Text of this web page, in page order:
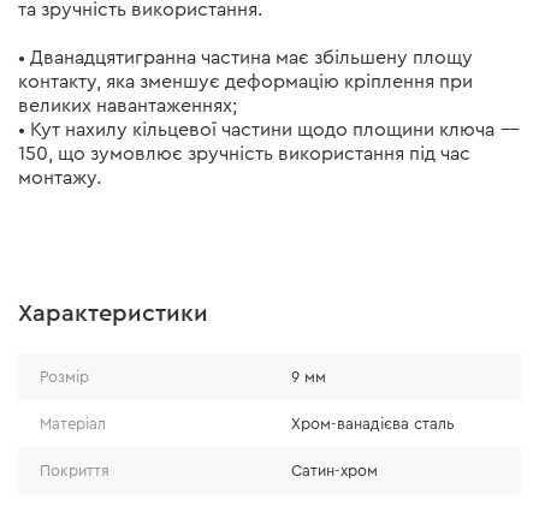
та зручність використання.
• Дванадцятигранна частина має збільшену площу
контакту, яка зменшує деформацію кріплення при
великих навантаженнях;
• Кут нахилу кільцевої частини щодо площини ключа —
150, що зумовлює зручність використання під час
монтажу.
Характеристики
Розмір 9 мм
Матеріал Хром-ванадієва сталь
Покриття Сатин-хром